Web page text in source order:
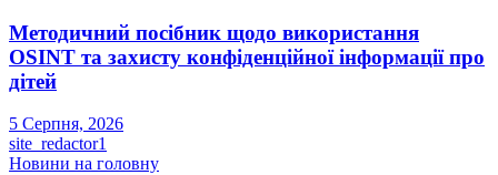
Методичний посібник щодо використання
OSINT та захисту конфіденційної інформації про
дітей
5 Серпня, 2026
site_redactor1
Новини на головну